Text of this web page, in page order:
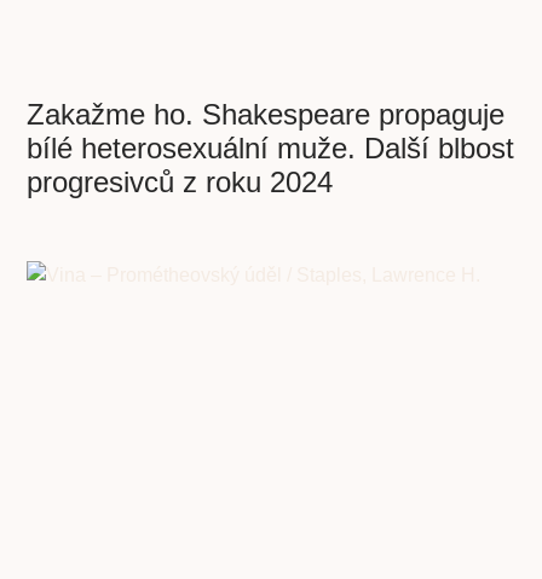
Zakažme ho. Shakespeare propaguje
bílé heterosexuální muže. Další blbost
progresivců z roku 2024